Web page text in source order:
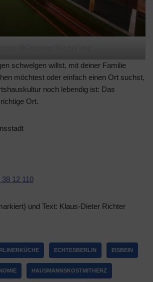
schwelgen willst, mit deiner Familie
möchtest oder einfach einen Ort suchst,
noch lebendig ist: Das
Ort.
38 12 110
und Text: Klaus-Dieter Richter
ECHTESBERLIN EISBEIN
HAUSMANNSKOSTMITHERZ